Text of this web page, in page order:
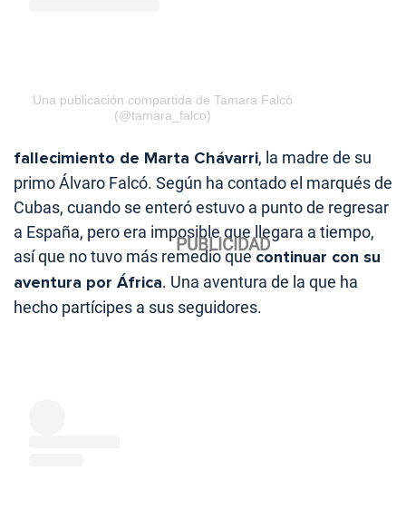
Una publicación compartida de Tamara Falcó
(@tamara_falco)
fallecimiento de Marta Chávarri, la madre de su
primo Álvaro Falcó. Según ha contado el marqués de
Cubas, cuando se enteró estuvo a punto de regresar
a España, pero era imposible que llegara a tiempo,
así que no tuvo más remedio que continuar con su
aventura por África. Una aventura de la que ha
hecho partícipes a sus seguidores.